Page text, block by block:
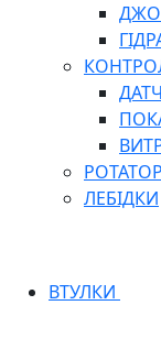
ЛЕБІДКИ
ВТУЛКИ